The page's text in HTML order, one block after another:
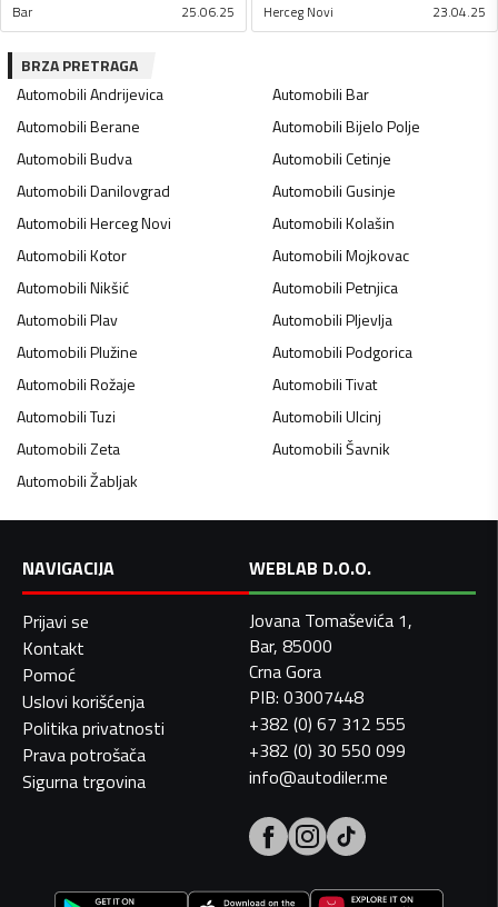
Bar 25.06.25 Herceg Novi 23.04.25
BRZA PRETRAGA
AutomobiliAndrijevica AutomobiliBar
AutomobiliBerane AutomobiliBijelo Polje
AutomobiliBudva AutomobiliCetinje
AutomobiliDanilovgrad AutomobiliGusinje
AutomobiliHerceg Novi AutomobiliKolašin
AutomobiliKotor AutomobiliMojkovac
AutomobiliNikšić AutomobiliPetnjica
AutomobiliPlav AutomobiliPljevlja
AutomobiliPlužine AutomobiliPodgorica
AutomobiliRožaje AutomobiliTivat
AutomobiliTuzi AutomobiliUlcinj
AutomobiliZeta AutomobiliŠavnik
AutomobiliŽabljak
NAVIGACIJA
Prijavi se
Kontakt
Pomoć
Uslovi korišćenja
Politika privatnosti
Prava potrošača
Sigurna trgovina
WEBLAB D.O.O.
Jovana Tomaševića 1,
Bar, 85000
Crna Gora
PIB: 03007448
+382 (0) 67 312 555
+382 (0) 30 550 099
info@autodiler.me